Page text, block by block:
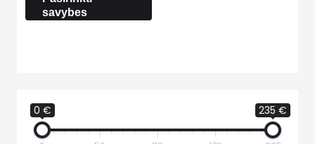
0 € 235 €
savybes